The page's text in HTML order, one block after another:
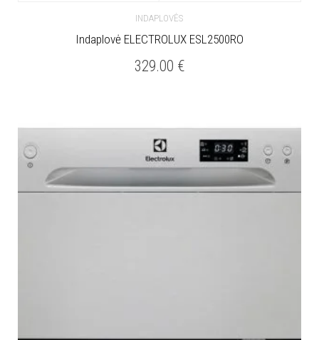
INDAPLOVĖS
Indaplovė ELECTROLUX ESL2500RO
329.00 €